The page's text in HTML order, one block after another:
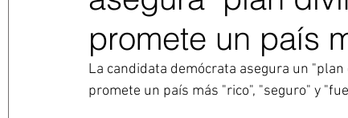
promete un país
La candidata demócrata asegura un
promete un país más "rico", "seguro" y